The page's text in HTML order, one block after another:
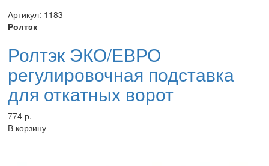
Артикул: 1183
Ролтэк
Ролтэк ЭКО/ЕВРО
регулировочная подставка
для откатных ворот
774 р.
В корзину